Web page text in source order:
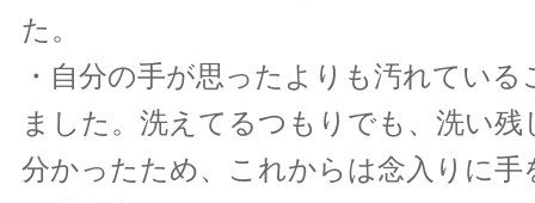
た。
・自分の手が思ったよりも汚れてい
ました。洗えてるつもりでも、洗い
分かったため、これからは念入りに手